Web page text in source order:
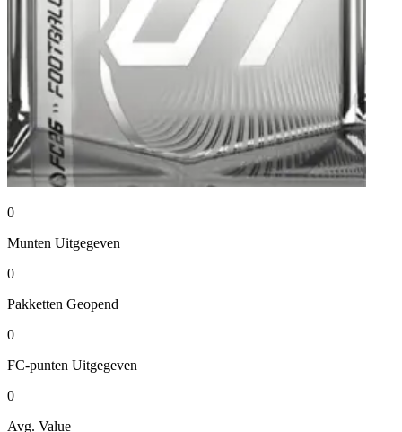
0
Munten Uitgegeven
0
Pakketten Geopend
0
FC-punten Uitgegeven
0
Avg. Value